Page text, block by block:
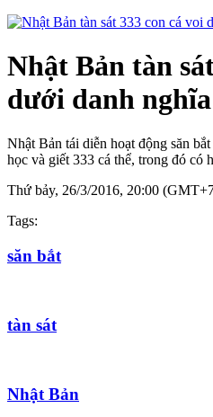
Nhật Bản tàn
dưới danh
Nhật Bản tái diễn hoạt động săn
học và giết 333 cá thể, trong đó có
Thứ bảy, 26/3/2016, 20:00
Tags:
săn bắt
tàn sát
Nhật Bản